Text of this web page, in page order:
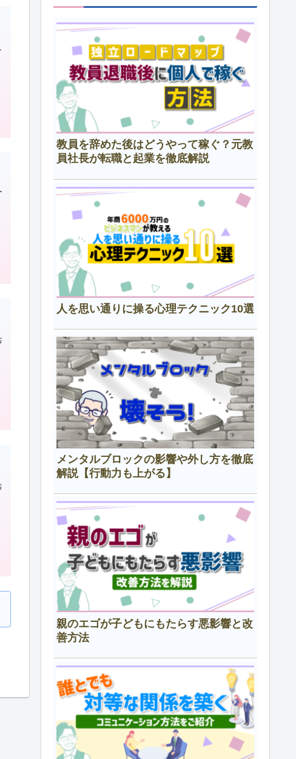
教員を辞めた後はどうやって稼ぐ？元教
員社長が転職と起業を徹底解説
人を思い通りに操る心理テクニック10選
メンタルブロックの影響や外し方を徹底
解説【行動力も上がる】
親のエゴが子どもにもたらす悪影響と改
善方法